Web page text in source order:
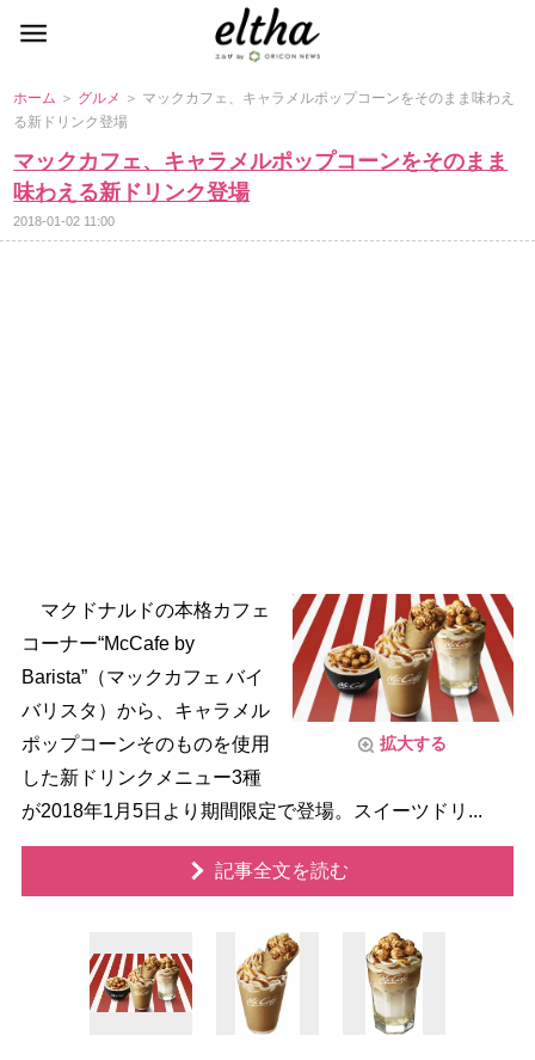
ホーム ＞ グルメ ＞ マックカフェ、キャラメルポップコーンをそのまま味わえ
る新ドリンク登場
マックカフェ、キャラメルポップコーンをそのまま
味わえる新ドリンク登場
2018-01-02 11:00
拡大する
マクドナルドの本格カフェ
コーナー“McCafe by
Barista”（マックカフェ バイ
バリスタ）から、キャラメル
ポップコーンそのものを使用
した新ドリンクメニュー3種
が2018年1月5日より期間限定で登場。スイーツドリ...
記事全文を読む